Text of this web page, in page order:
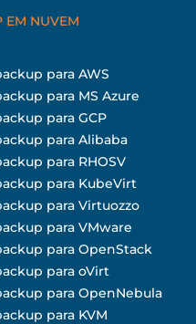
EM NUVEM
para AWS
para MS Azure
para GCP
para Alibaba
para RHOSV
para KubeVirt
para Virtuozzo
para VMware
para OpenStack
para oVirt
para OpenNebula
para KVM